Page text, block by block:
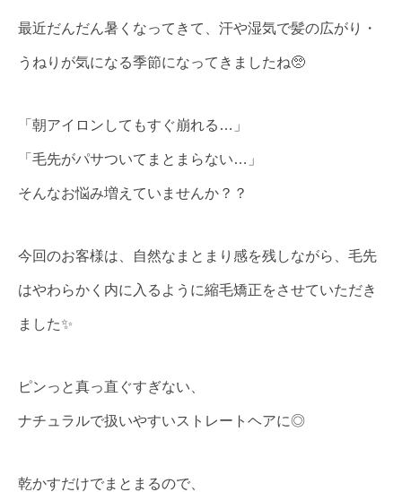
最近だんだん暑くなってきて、汗や湿気で髪の広がり・
うねりが気になる季節になってきましたね🥺
「朝アイロンしてもすぐ崩れる…」
「毛先がパサついてまとまらない…」
そんなお悩み増えていませんか？？
今回のお客様は、自然なまとまり感を残しながら、毛先
はやわらかく内に入るように縮毛矯正をさせていただき
ました✨
ピンっと真っ直ぐすぎない、
ナチュラルで扱いやすいストレートヘアに◎
乾かすだけでまとまるので、